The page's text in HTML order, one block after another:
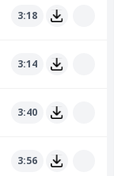
3:18
3:14
3:40
3:56